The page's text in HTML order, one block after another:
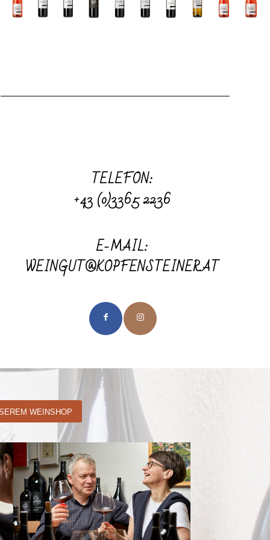
TELEFON:
+43 (0)3365 2236
E-MAIL:
WEINGUT@KOPFENSTEINER.AT
WEINSHOP